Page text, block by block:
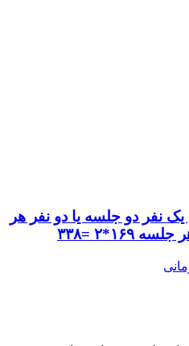
یک نفر دو جلسه یا دو نفر هر
=٣٣٨